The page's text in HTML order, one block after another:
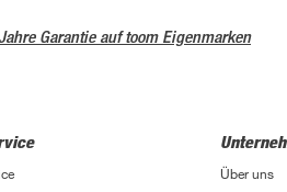
Garantie auf toom Eigenmarken
Über uns